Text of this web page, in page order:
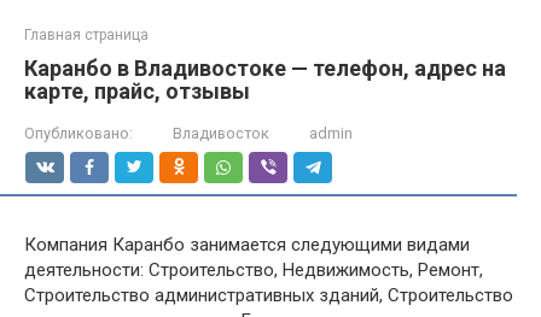
Главная страница
Каранбо в Владивостоке — телефон, адрес на
карте, прайс, отзывы
Опубликовано: Владивосток admin
Компания Каранбо занимается следующими видами
деятельности: Строительство, Недвижимость, Ремонт,
Строительство административных зданий, Строительство